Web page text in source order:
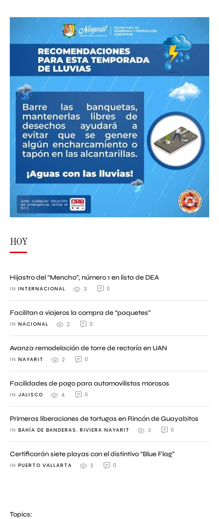
HOY
Hijastro del “Mencho”, número 1 en lista de DEA
IN INTERNACIONAL 3 0
Facilitan a viajeros la compra de “paquetes”
IN NACIONAL 2 0
Avanza remodelación de torre de rectoría en UAN
IN NAYARIT 2 0
Facilidades de pago para automovilistas morosos
IN JALISCO 4 0
Primeras liberaciones de tortugas en Rincón de Guayabitos
IN BAHÍA DE BANDERAS, RIVIERA NAYARIT 3 0
Certificarán siete playas con el distintivo “Blue Flag”
IN PUERTO VALLARTA 3 0
Topics: